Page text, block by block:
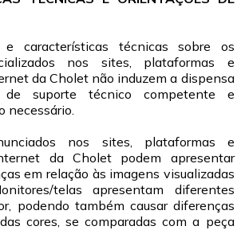
e características técnicas sobre os
nos sites, plataformas e
da Cholet não induzem a dispensa
de suporte técnico competente e
necessário.
nos sites, plataformas e
da Cholet podem apresentar
em relação às imagens visualizadas
telas apresentam diferentes
podendo também causar diferenças
cores, se comparadas com a peça